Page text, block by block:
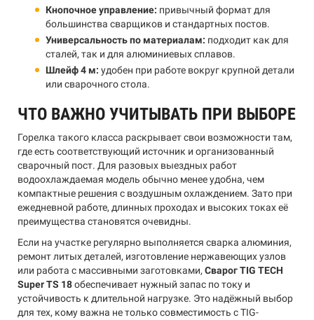
Кнопочное управление: привычный формат для
большинства сварщиков и стандартных постов.
Универсальность по материалам: подходит как для
сталей, так и для алюминиевых сплавов.
Шлейф 4 м: удобен при работе вокруг крупной детали
или сварочного стола.
ЧТО ВАЖНО УЧИТЫВАТЬ ПРИ ВЫБОРЕ
Горелка такого класса раскрывает свои возможности там,
где есть соответствующий источник и организованный
сварочный пост. Для разовых выездных работ
водоохлаждаемая модель обычно менее удобна, чем
компактные решения с воздушным охлаждением. Зато при
ежедневной работе, длинных проходах и высоких токах её
преимущества становятся очевидны.
Если на участке регулярно выполняется сварка алюминия,
ремонт литых деталей, изготовление нержавеющих узлов
или работа с массивными заготовками, Сварог TIG TECH
Super TS 18обеспечивает нужный запас по току и
устойчивость к длительной нагрузке. Это надёжный выбор
для тех, кому важна не только совместимость с TIG-